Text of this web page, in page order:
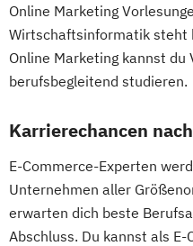
Online Marketing
Wirtschaftsinformatik steht
Online Marketing kannst du
berufsbegleitend studieren.
Karrierechancen
E-Commerce-Experten
Unternehmen aller
erwarten dich beste
Abschluss. Du kannst als